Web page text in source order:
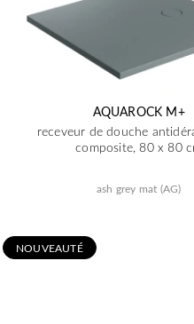
AQUAROCK M+
receveur de douche
composite, 80 x 80
ash grey mat (AG)
NOUVEAUTÉ